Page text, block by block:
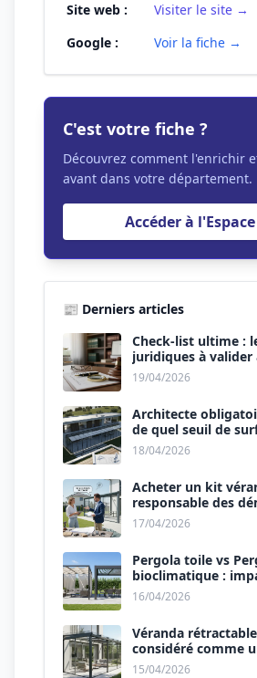
Site web :
Visiter le site →
Google :
Voir la fiche →
C'est votre fiche ?
Découvrez comment l'enrichir
avant dans votre département.
Accéder à
📰 Derniers articles
Check-list ultime :
juridiques à valider
signer le devis.
19/04/2026
Architecte
de quel seuil de
(Maison + Véranda) ?
18/04/2026
Acheter un kit
responsable des
vendeur ou vous ?
17/04/2026
Pergola toile vs
bioclimatique :
d’aménagement.
16/04/2026
Véranda
considéré comme
permanente ?
15/04/2026